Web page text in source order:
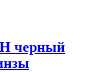
черный